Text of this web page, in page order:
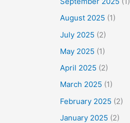
August 2025 (1)
July 2025 (2)
May 2025 (1)
April 2025 (2)
March 2025 (1)
February 2025 (2)
January 2025 (2)